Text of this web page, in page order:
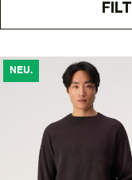
NEU.